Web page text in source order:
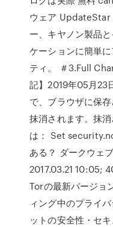
ウェア UpdateStar
ー、キヤノン製品
ケーションに簡単
ティ。 ＃3.Full
記】2019年05月23
で、ブラウザに保
抹消されます。抹
は： Set
ある？ ダークウェ
2017.03.21 10:05;
Torの最新バージョ
ィング中のプライ
ットの安全性・セ